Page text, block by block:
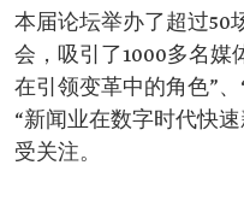
本届论坛举办了超过50
会，吸引了1000多名媒
在引领变革中的角色”
“新闻业在数字时代快
受关注。